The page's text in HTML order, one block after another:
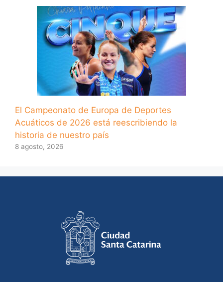
El Campeonato de Europa de Deportes
Acuáticos de 2026 está reescribiendo la
historia de nuestro país
8 agosto, 2026